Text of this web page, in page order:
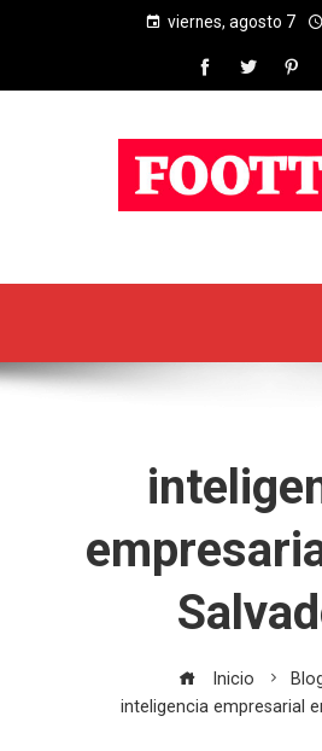
viernes, agosto 7
Inicio
inteligencia empresarial